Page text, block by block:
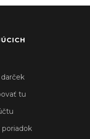
tu
poriadok